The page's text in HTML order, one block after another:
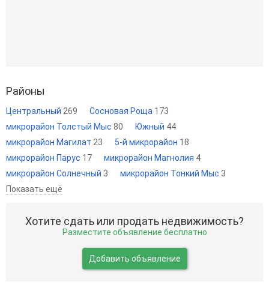
Районы
Центральный 269 Сосновая Роща 173
микрорайон Толстый Мыс 80 Южный 44
микрорайон Магилат 23 5-й микрорайон 18
микрорайон Парус 17 микрорайон Магнолия 4
микрорайон Солнечный 3 микрорайон Тонкий Мыс 3
Показать ещё
Хотите сдать или продать недвижимость?
Разместите объявление бесплатно
Добавить объявление